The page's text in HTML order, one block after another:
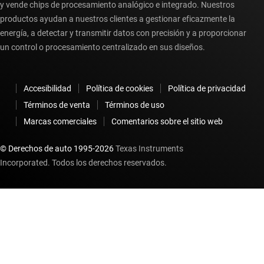
y vende chips de procesamiento analógico e integrado. Nuestros
productos ayudan a nuestros clientes a gestionar eficazmente la
energía, a detectar y transmitir datos con precisión y a proporcionar
un control o procesamiento centralizado en sus diseños.
Accesibilidad Política de cookies
Política de privacidad
Términos de venta
Términos de uso
Marcas comerciales
Comentarios sobre el sitio web
© Derechos de auto 1995-2026Texas Instruments
Incorporated. Todos los derechos reservados.